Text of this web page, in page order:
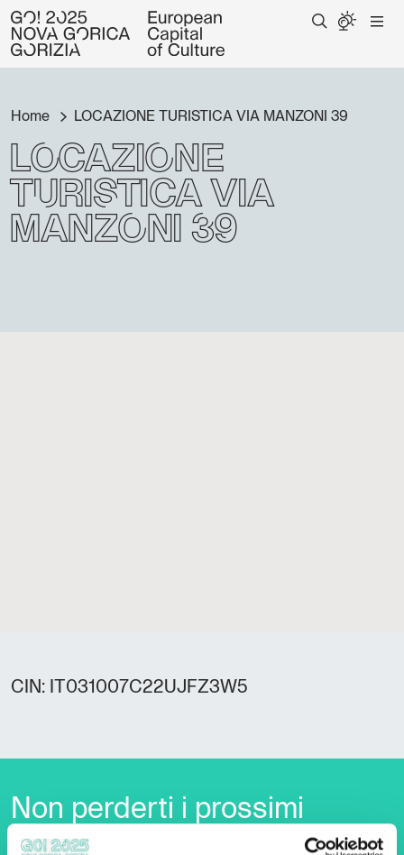
Home LOCAZIONE TURISTICA VIA MANZONI 39
LOCAZIONE
TURISTICA VIA
MANZONI 39
CIN: IT031007C22UJFZ3W5
Non perderti i prossimi
eventi! Iscriviti alla